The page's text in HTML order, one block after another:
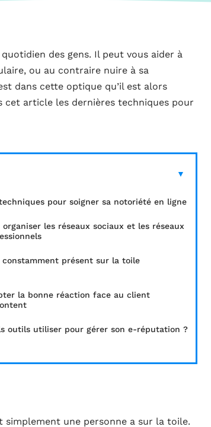
des gens. Il peut vous aider à
ou au contraire nuire à sa
dans cette optique qu’il est alors
cet article les dernières techniques pour
pour soigner sa notoriété en ligne
organiser les réseaux sociaux et les réseaux
constamment présent sur la toile
la bonne réaction face au client
outils utiliser pour gérer son e-réputation ?
simplement une personne a sur la toile.